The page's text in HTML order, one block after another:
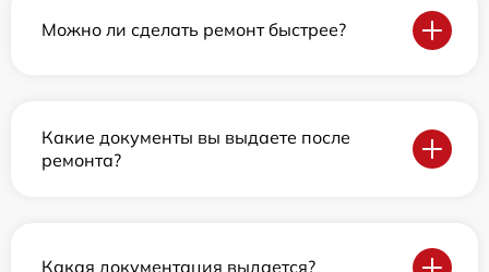
Можно ли сделать ремонт быстрее?
Какие документы вы выдаете после
ремонта?
Какая документация выдается?